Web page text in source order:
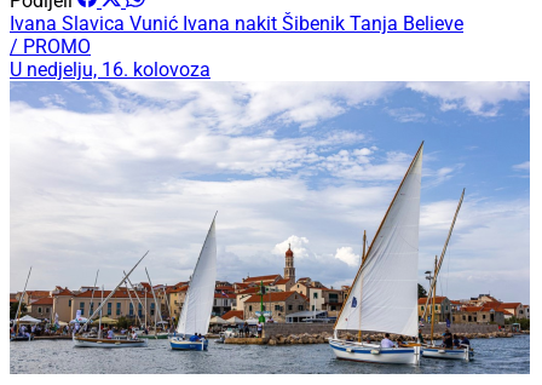
Ivana Slavica Vunić Ivana nakit Šibenik Tanja Believe
/ PROMO
U nedjelju, 16. kolovoza